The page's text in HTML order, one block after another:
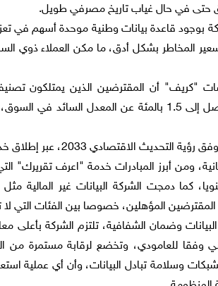
حتى في حال غياب تاريخ مصرفي طويل.
بوجود قاعدة بيانات وطنية موحدة أسهم في
المخاطر بشكل أدق، ما مكن العملاء ذوي
بفوائد أقل تصل إلى 1.5 بالمئة عن المعدل
وتعمل كريف وفق رؤية
ومن أبرز المبادرات خدمة "اعرف تقريرك"
كما دمجت الشركة البيانات غير المالية مثل
المؤهلين، خصوصا بين الفئات التي لا
وفقا للعامودي، وتخضع لرقابة مستمرة من
وسلامة تبادل البيانات، وأن أي عملية